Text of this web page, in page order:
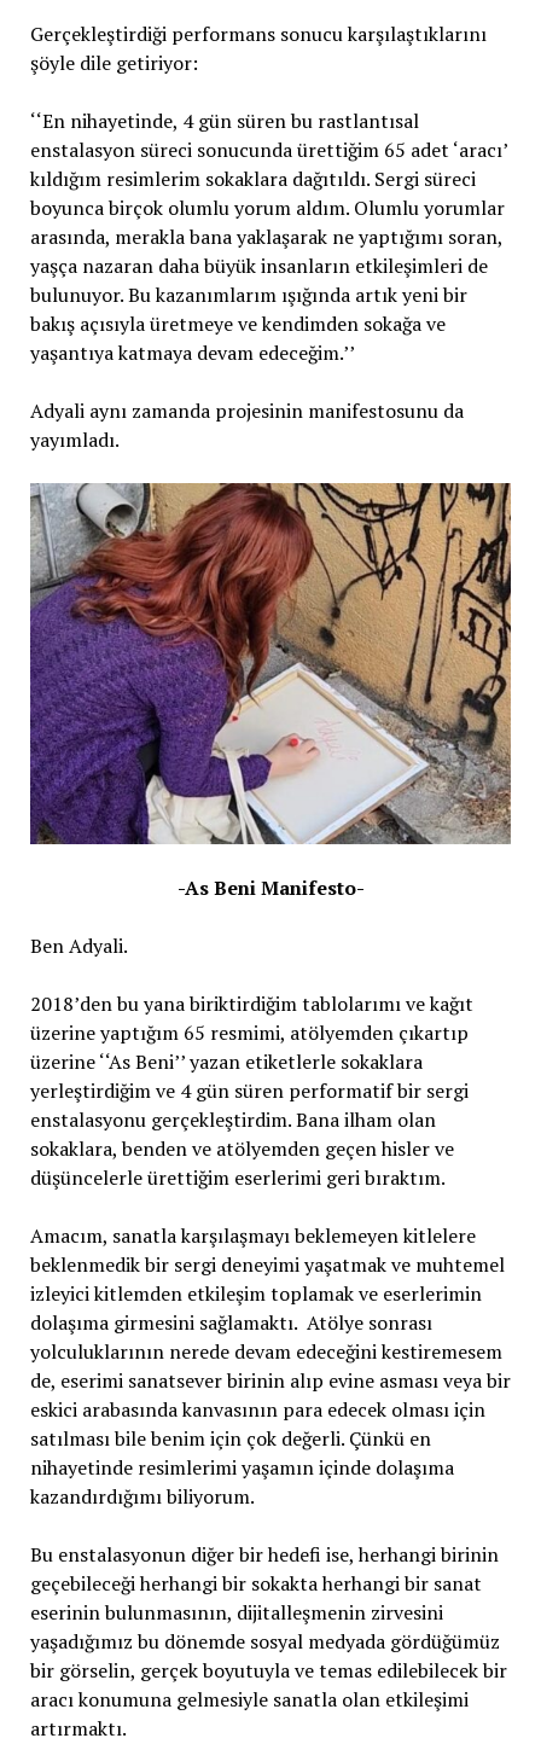
Gerçekleştirdiği performans sonucu karşılaştıklarını
şöyle dile getiriyor:
‘‘En nihayetinde, 4 gün süren bu rastlantısal
enstalasyon süreci sonucunda ürettiğim 65 adet ‘aracı’
kıldığım resimlerim sokaklara dağıtıldı. Sergi süreci
boyunca birçok olumlu yorum aldım. Olumlu yorumlar
arasında, merakla bana yaklaşarak ne yaptığımı soran,
yaşça nazaran daha büyük insanların etkileşimleri de
bulunuyor. Bu kazanımlarım ışığında artık yeni bir
bakış açısıyla üretmeye ve kendimden sokağa ve
yaşantıya katmaya devam edeceğim.’’
Adyali aynı zamanda projesinin manifestosunu da
yayımladı.
-As Beni Manifesto-
Ben Adyali.
2018’den bu yana biriktirdiğim tablolarımı ve kağıt
üzerine yaptığım 65 resmimi, atölyemden çıkartıp
üzerine ‘‘As Beni’’ yazan etiketlerle sokaklara
yerleştirdiğim ve 4 gün süren performatif bir sergi
enstalasyonu gerçekleştirdim. Bana ilham olan
sokaklara, benden ve atölyemden geçen hisler ve
düşüncelerle ürettiğim eserlerimi geri bıraktım.
Amacım, sanatla karşılaşmayı beklemeyen kitlelere
beklenmedik bir sergi deneyimi yaşatmak ve muhtemel
izleyici kitlemden etkileşim toplamak ve eserlerimin
dolaşıma girmesini sağlamaktı. Atölye sonrası
yolculuklarının nerede devam edeceğini kestiremesem
de, eserimi sanatsever birinin alıp evine asması veya bir
eskici arabasında kanvasının para edecek olması için
satılması bile benim için çok değerli. Çünkü en
nihayetinde resimlerimi yaşamın içinde dolaşıma
kazandırdığımı biliyorum.
Bu enstalasyonun diğer bir hedefi ise, herhangi birinin
geçebileceği herhangi bir sokakta herhangi bir sanat
eserinin bulunmasının, dijitalleşmenin zirvesini
yaşadığımız bu dönemde sosyal medyada gördüğümüz
bir görselin, gerçek boyutuyla ve temas edilebilecek bir
aracı konumuna gelmesiyle sanatla olan etkileşimi
artırmaktı.